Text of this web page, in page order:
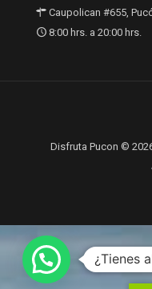
Caupolican #655,
8:00 hrs. a 20:00 hrs.
Disfruta Pucon ©
¿Tienes